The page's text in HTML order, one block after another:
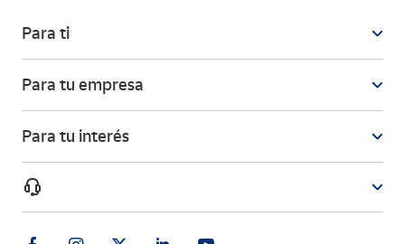
Para ti
Para tu empresa
Para tu interés